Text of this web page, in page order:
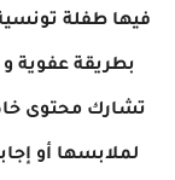
فيها طفلة
بطريقة عفوية
تشارك محتوى
لملابسها أو